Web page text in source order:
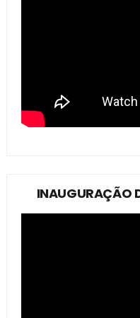
INAUGURAÇÃO